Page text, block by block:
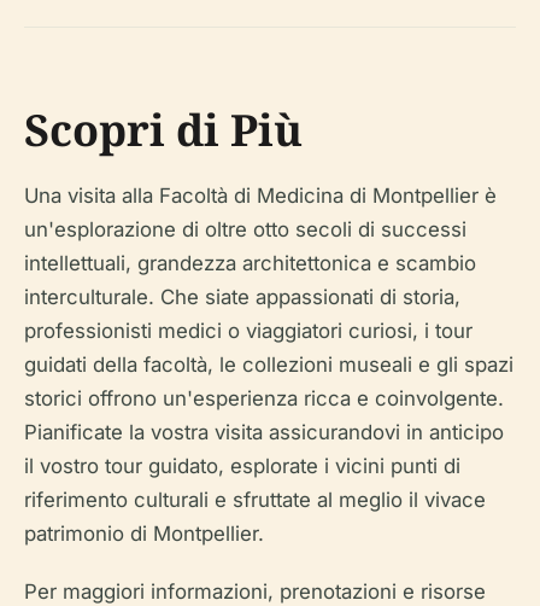
Scopri di Più
Una visita alla Facoltà di Medicina di Montpellier è
un'esplorazione di oltre otto secoli di successi
intellettuali, grandezza architettonica e scambio
interculturale. Che siate appassionati di storia,
professionisti medici o viaggiatori curiosi, i tour
guidati della facoltà, le collezioni museali e gli spazi
storici offrono un'esperienza ricca e coinvolgente.
Pianificate la vostra visita assicurandovi in anticipo
il vostro tour guidato, esplorate i vicini punti di
riferimento culturali e sfruttate al meglio il vivace
patrimonio di Montpellier.
Per maggiori informazioni, prenotazioni e risorse